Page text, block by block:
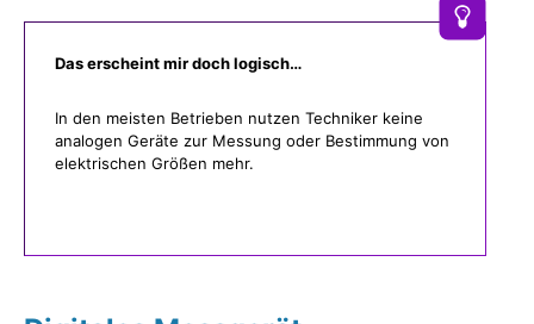
Das erscheint mir doch logisch…
In den meisten Betrieben nutzen Techniker keine
analogen Geräte zur Messung oder Bestimmung von
elektrischen Größen mehr.